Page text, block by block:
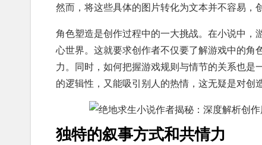
然而，将这些具体的图片转化为文本并不容易，
角色塑造是创作过程中的一大挑战。在小说中
心世界。这就要求创作者不仅要了解游戏中的
力。同时，如何把握游戏规则与情节的关系也
的逻辑性，又能吸引别人的热情，这无疑是对创
独特的叙事方式和共情力